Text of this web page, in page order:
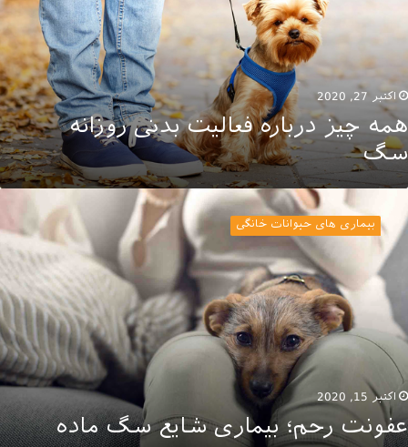
اکتبر 27, 2020
همه چیز درباره‌ فعالیت بدنی روزانه
سگ
رحم؛
بیماری
شایع
ماده
بیماری های حیوانات خانگی
اکتبر 15, 2020
عفونت رحم؛ بیماری شایع سگ ماده